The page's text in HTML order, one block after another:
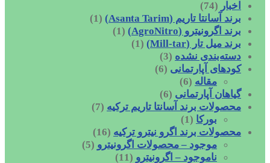
اخبار (74)
برند آسانتا تاریم (Asanta Tarim)
(1)
برند اگرونیترو (AgroNitro)
(1)
برند میل تار (Mill-tar)
(1)
دسته‌بندی نشده (3)
کودهای آپارتمانی (6)
مقاله (6)
گیاهان آپارتمانی (6)
محصولات برند آسانتا تاریم ترکیه (7)
بورکا (1)
محصولات برند اگرو نیترو ترکیه (16)
موجود – محصولات اگرونیترو (5)
ناموجود – اگرونیترو (11)